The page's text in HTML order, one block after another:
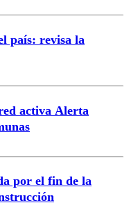
país: revisa la
activa Alerta
por el fin de la